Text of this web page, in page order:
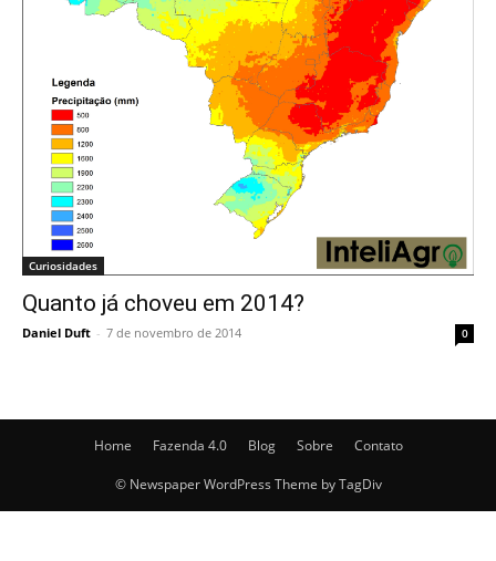
Curiosidades
Quanto já choveu em 2014?
Daniel Duft - 7 de novembro de 2014 0
Home Fazenda 4.0 Blog Sobre Contato
© Newspaper WordPress Theme by TagDiv